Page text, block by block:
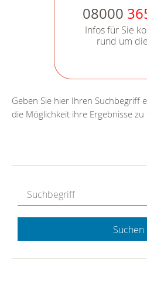
08000
Infos für Sie
rund um
Geben Sie hier Ihren Suchbegriff
die Möglichkeit ihre Ergebnisse
Suchen